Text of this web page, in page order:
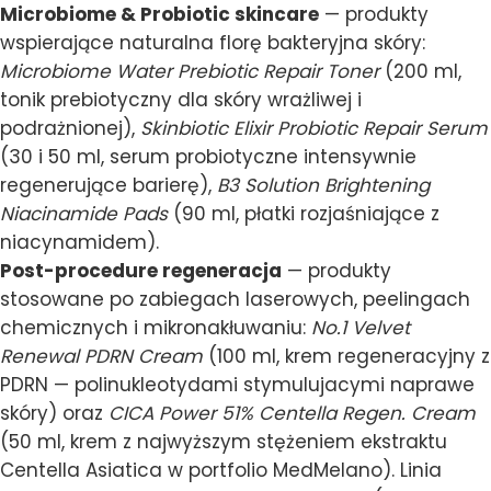
Microbiome & Probiotic skincare — produkty
wspierające naturalna florę bakteryjna skóry:
Microbiome Water Prebiotic Repair Toner(200 ml,
tonik prebiotyczny dla skóry wrażliwej i
podrażnionej), Skinbiotic Elixir Probiotic Repair Serum
(30 i 50 ml, serum probiotyczne intensywnie
regenerujące barierę), B3 Solution Brightening
Niacinamide Pads(90 ml, płatki rozjaśniające z
niacynamidem).
Post-procedure regeneracja — produkty
stosowane po zabiegach laserowych, peelingach
chemicznych i mikronakłuwaniu: No.1 Velvet
Renewal PDRN Cream (100 ml, krem regeneracyjny z
PDRN — polinukleotydami stymulujacymi naprawe
skóry) oraz CICA Power 51% Centella Regen. Cream
(50 ml, krem z najwyższym stężeniem ekstraktu
Centella Asiatica w portfolio MedMelano). Linia